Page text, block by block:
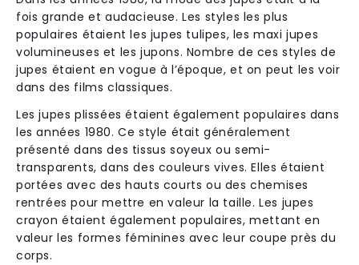
fois grande et audacieuse. Les styles les plus
populaires étaient les jupes tulipes, les maxi jupes
volumineuses et les jupons. Nombre de ces styles de
jupes étaient en vogue à l’époque, et on peut les voir
dans des films classiques.
Les jupes plissées étaient également populaires dans
les années 1980. Ce style était généralement
présenté dans des tissus soyeux ou semi-
transparents, dans des couleurs vives. Elles étaient
portées avec des hauts courts ou des chemises
rentrées pour mettre en valeur la taille. Les jupes
crayon étaient également populaires, mettant en
valeur les formes féminines avec leur coupe près du
corps.